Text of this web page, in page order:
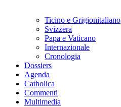
Ticino e Grigionitaliano
Svizzera
Papa e Vaticano
Internazionale
Cronologia
Dossiers
Agenda
Catholica
Commenti
Multimedia